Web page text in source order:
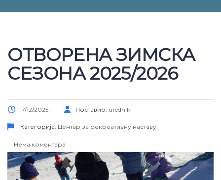
ОТВОРЕНА ЗИМСКА
СЕЗОНА 2025/2026
17/12/2025 Поставио: urednik
Категорија: Центар за рекреативну наставу
Нема коментара